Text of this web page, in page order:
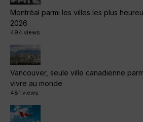
Montréal parmi les villes les plus
2026
494 views
Vancouver, seule ville canadienne
vivre au monde
481 views